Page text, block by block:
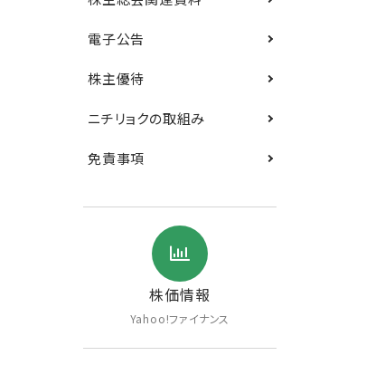
電子公告
株主優待
ニチリョクの取組み
免責事項
株価情報
Yahoo!ファイナンス